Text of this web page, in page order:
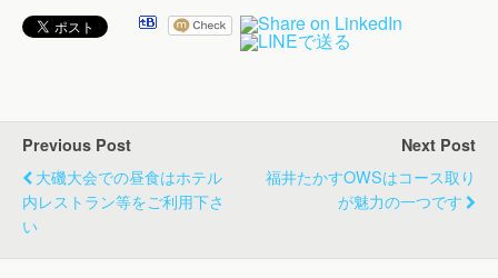
Previous Post
大磯大会での昼食はホテル
内レストラン等をご利用下さ
い
Next Post
福井たかすOWSはコース取り
が魅力の一つです